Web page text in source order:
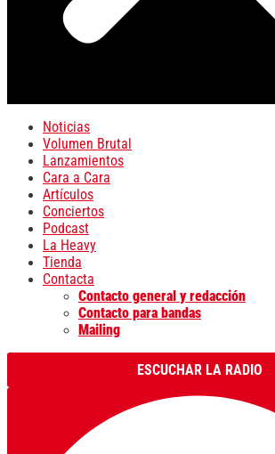
Noticias
Volumen Brutal
Lanzamientos
Cara a Cara
Artículos
Conciertos
Podcast
La Heavy
Tienda
Contacta
Contacto general y redacción
Contacto para bandas
Mailing
ESCUCHAR LA RADIO